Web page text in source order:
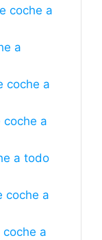
coche a
a
coche a
coche a
a todo
coche a
a